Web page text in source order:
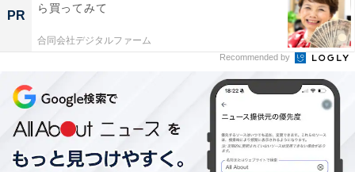
PR
ら買ってみて
合同会社デジタルファーム
Recommended by